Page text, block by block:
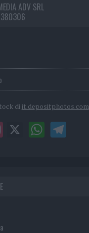
ADV SRL
di it.depositphotos.com